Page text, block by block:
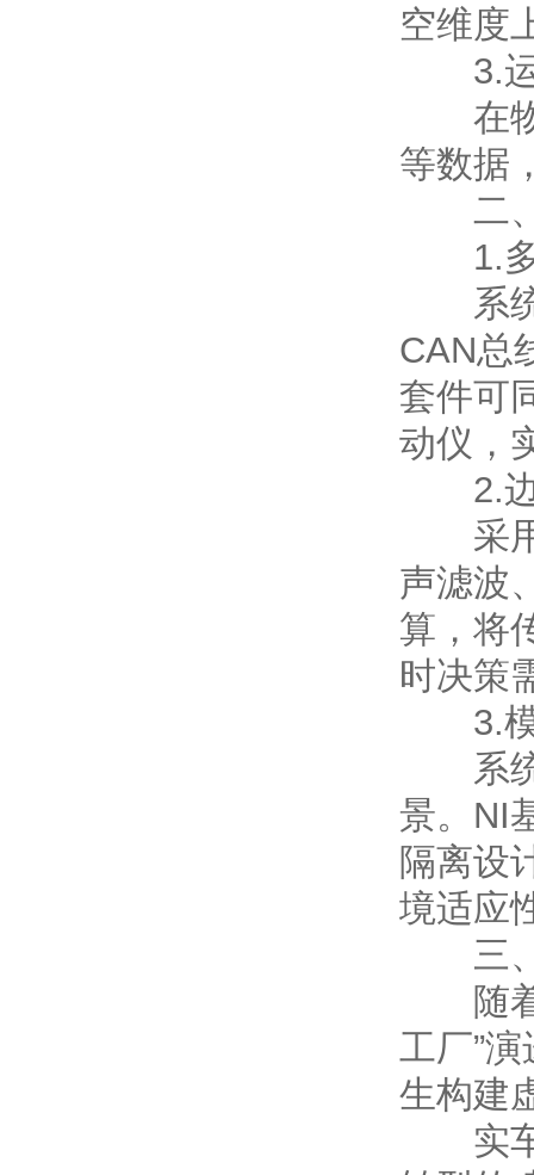
空维度
3.运
在物
等数据
二、
1.多
系统
CAN总
套件可
动仪，
2.边
采用
声滤波
算，将
时决策
3.模
系统
景。NI
隔离设
境适应
三、
随着
工厂”
生构建
实车